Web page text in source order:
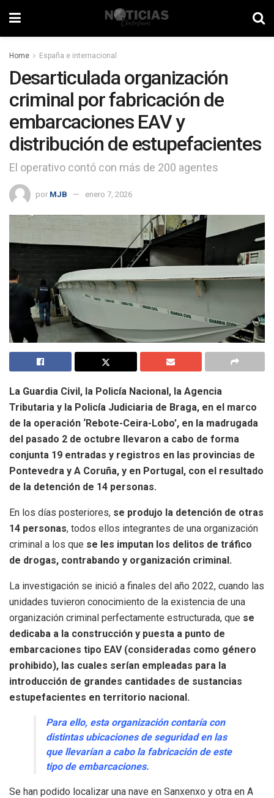
Home España e internacional
Desarticulada organización
criminal por fabricación de
embarcaciones EAV y
distribución de estupefacientes
El operativo contó con más de 200 agentes
por MJB enero 7, 2026
La Guardia Civil, la Policía Nacional, la Agencia
Tributaria y la Policía Judiciaria de Braga, en el marco
de la operación ‘Rebote-Ceira-Lobo’, en la madrugada
del pasado 2 de octubre llevaron a cabo de forma
conjunta 19 entradas y registros en las provincias de
Pontevedra y A Coruña, y en Portugal, con el resultado
de la detención de 14 personas.
En los días posteriores, se produjo la detención de otras
14 personas, todos ellos integrantes de una organización
criminal a los que se les imputan los delitos de tráfico
de drogas, contrabando y organización criminal.
La investigación se inició a finales del año 2022, cuando las
unidades tuvieron conocimiento de la existencia de una
organización criminal perfectamente estructurada, que se
dedicaba a la construcción y puesta a punto de
embarcaciones tipo EAV (consideradas como género
prohibido), las cuales serían empleadas para la
introducción de grandes cantidades de sustancias
estupefacientes en territorio nacional.
Para ello, esta organización contaría con
distintas ubicaciones de seguridad en las
que llevarían a cabo la fabricación de este
tipo de embarcaciones.
Se han podido localizar una nave en Sanxenxo y otra en A